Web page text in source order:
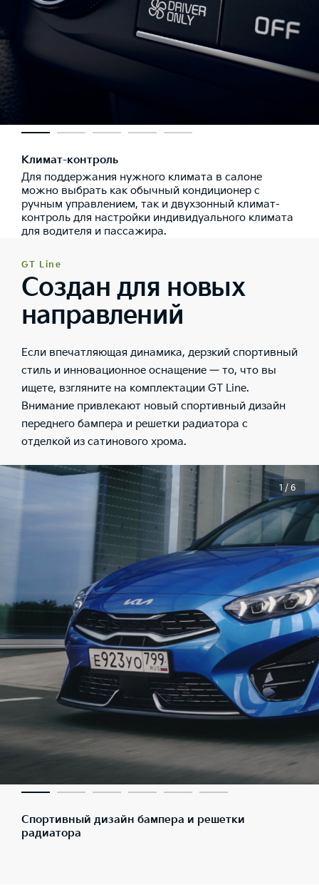
Климат-контроль
Для поддержания нужного климата в салоне
можно выбрать как обычный кондиционер с
ручным управлением, так и двухзонный климат-
контроль для настройки индивидуального климата
для водителя и пассажира.
GT Line
Создан для новых
направлений
Если впечатляющая динамика, дерзкий спортивный
стиль и инновационное оснащение — то, что вы
ищете, взгляните на комплектации GT Line.
Внимание привлекают новый спортивный дизайн
переднего бампера и решетки радиатора с
отделкой из сатинового хрома.
Спортивный дизайн бампера и решетки
радиатора
1 / 6